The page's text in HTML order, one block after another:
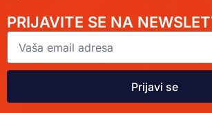
PRIJAVITE SE NA
Prijavi se